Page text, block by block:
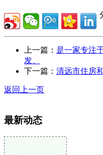
上一篇： 是一家专注
发、
下一篇： 清远市住房
返回上一页
最新动态